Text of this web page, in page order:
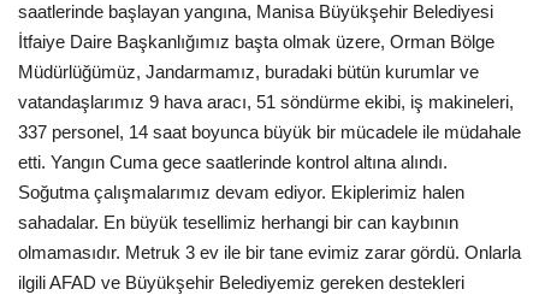
saatlerinde başlayan yangına, Manisa Büyükşehir Belediyesi
İtfaiye Daire Başkanlığımız başta olmak üzere, Orman Bölge
Müdürlüğümüz, Jandarmamız, buradaki bütün kurumlar ve
vatandaşlarımız 9 hava aracı, 51 söndürme ekibi, iş makineleri,
337 personel, 14 saat boyunca büyük bir mücadele ile müdahale
etti. Yangın Cuma gece saatlerinde kontrol altına alındı.
Soğutma çalışmalarımız devam ediyor. Ekiplerimiz halen
sahadalar. En büyük tesellimiz herhangi bir can kaybının
olmamasıdır. Metruk 3 ev ile bir tane evimiz zarar gördü. Onlarla
ilgili AFAD ve Büyükşehir Belediyemiz gereken destekleri